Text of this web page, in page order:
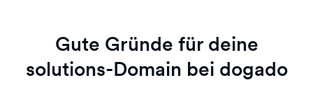
Gute Gründe für deine
solutions-Domain bei dogado